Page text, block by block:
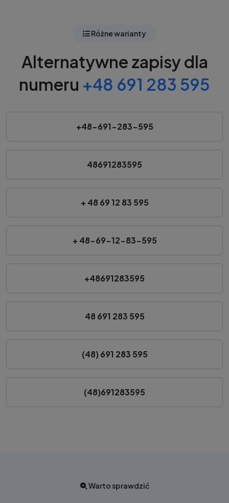
Różne warianty
Alternatywne zapisy dla
numeru +48 691 283 595
+48-691-283-595
48691283595
+ 48 69 12 83 595
+ 48-69-12-83-595
+48691283595
48 691 283 595
(48) 691 283 595
(48)691283595
Warto sprawdzić